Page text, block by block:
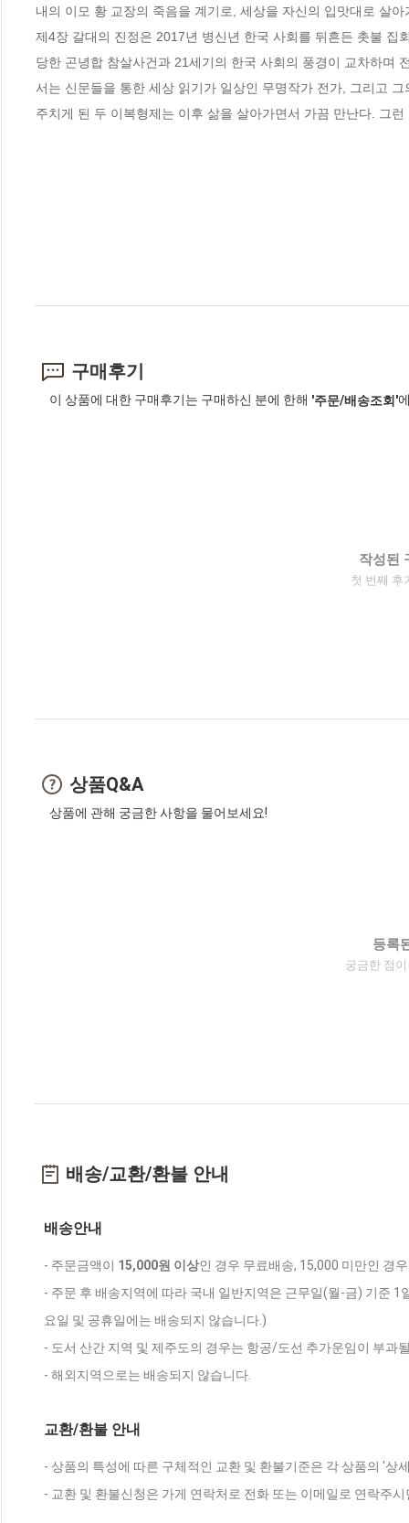
내의 이모 황 교장의 죽음을 계기로, 세상을 자신의 입맛대로 살
제4장 갈대의 진정은 2017년 병신년 한국 사회를 뒤흔든 촛불
당한 곤녕합 참살사건과 21세기의 한국 사회의 풍경이 교차하며
서는 신문들을 통한 세상 읽기가 일상인 무명작가 전가, 그리고
주치게 된 두 이복형제는 이후 삶을 살아가면서 가끔 만난다. 그
구매후기
이 상품에 대한 구매후기는 구매하신 분에 한해 '주문/배송조회'
작성된
첫 번째 후
상품Q&A
상품에 관해 궁금한 사항을 물어보세요!
등록
궁금한 점
배송/교환/환불 안내
배송안내
- 주문금액이 15,000원 이상인 경우 무료배송, 15,000 미만인 경
- 주문 후 배송지역에 따라 국내 일반지역은 근무일(월-금) 기준
요일 및 공휴일에는 배송되지 않습니다.)
- 도서 산간 지역 및 제주도의 경우는 항공/도선 추가운임이 부과
- 해외지역으로는 배송되지 않습니다.
교환/환불 안내
- 상품의 특성에 따른 구체적인 교환 및 환불기준은 각 상품의 '상
- 교환 및 환불신청은 가게 연락처로 전화 또는 이메일로 연락주